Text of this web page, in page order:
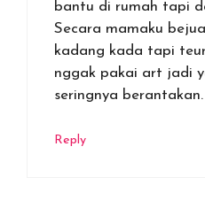
bantu di rumah tapi
Secara mamaku
kadang kada tapi
nggak pakai art jadi
seringnya
Reply